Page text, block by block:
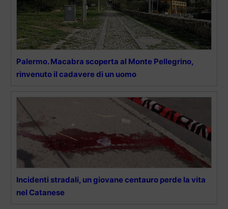
Palermo. Macabra scoperta al Monte Pellegrino,
rinvenuto il cadavere di un uomo
Incidenti stradali, un giovane centauro perde la vita
nel Catanese